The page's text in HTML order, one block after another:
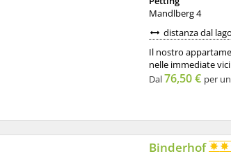
Mandlberg 4
distanza dal
Il nostro
nelle immediate
Dal76,50 € per
Binderhof